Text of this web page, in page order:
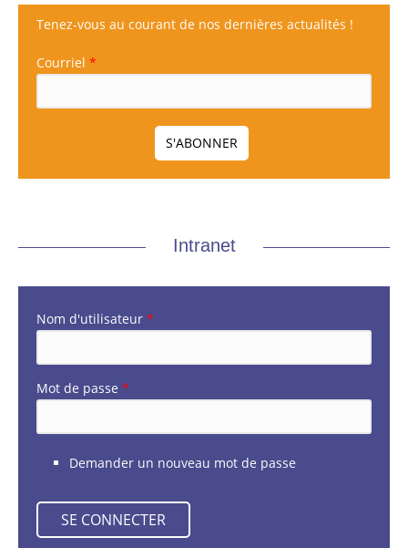
Tenez-vous au courant de nos dernières actualités !
Courriel *
Intranet
Nom d'utilisateur *
Mot de passe *
Demander un nouveau mot de passe